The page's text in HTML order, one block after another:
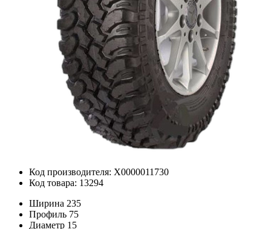
Код производителя: Х0000011730
Код товара: 13294
Ширина 235
Профиль 75
Диаметр 15